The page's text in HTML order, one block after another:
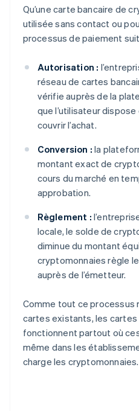
Qu’une carte bancaire de
utilisée sans contact ou
processus de paiement
Autorisation :
réseau de cartes
vérifie auprès de la
que l’utilisateur
couvrir l’achat.
Conversion : la
montant exact de
cours du marché en
approbation.
Règlement :
locale, le solde de
diminue du montant
cryptomonnaies règle
auprès de l’émetteur.
Comme tout ce processus
cartes existants, les
fonctionnent partout où
même dans les
charge les cryptomonnaies.